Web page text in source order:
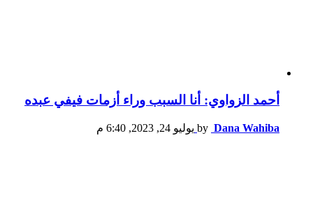
أحمد الزواوي: أنا السبب وراء أزمات فيفي عبده
by Dana Wahiba يوليو 24, 2023, 6:40 م